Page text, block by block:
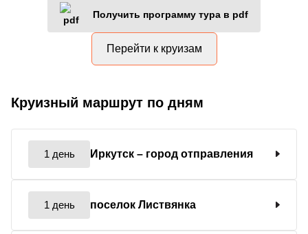
Получить программу тура в pdf
Перейти к круизам
Круизный маршрут по дням
1 день Иркутск – город отправления
1 день поселок Листвянка